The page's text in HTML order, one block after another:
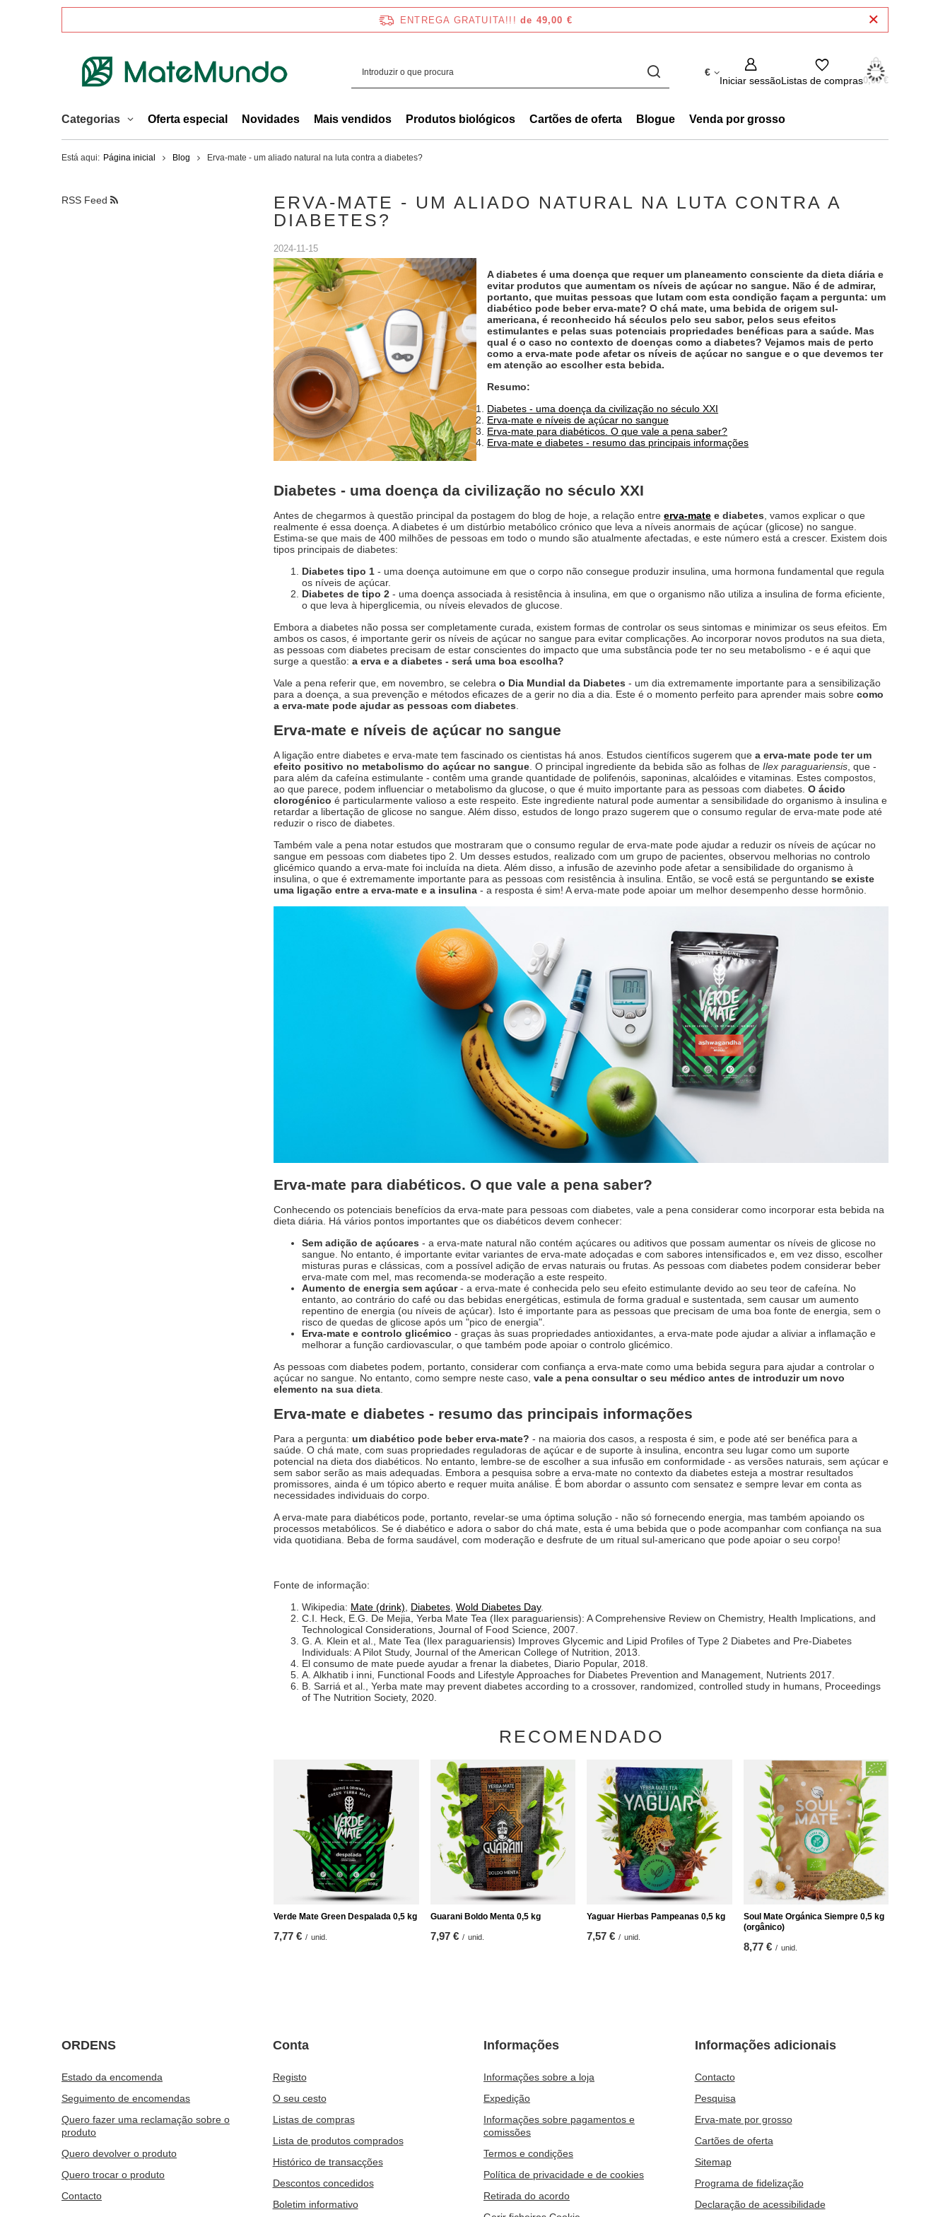
ENTREGA GRATUITA!!! de 49,00 €
€
Iniciar sessãoListas de compras0,00 €
Categorias Oferta especial Novidades Mais vendidos Produtos biológicos Cartões de oferta Blogue Venda por grosso
Está aqui: Página inicial Blog Erva-mate - um aliado natural na luta contra a diabetes?
RSS Feed
ERVA-MATE - UM ALIADO NATURAL NA LUTA CONTRA A
DIABETES?
2024-11-15
A diabetes é uma doença que requer um planeamento consciente da dieta diária e
evitar produtos que aumentam os níveis de açúcar no sangue. Não é de admirar,
portanto, que muitas pessoas que lutam com esta condição façam a pergunta: um
diabético pode beber erva-mate? O chá mate, uma bebida de origem sul-
americana, é reconhecido há séculos pelo seu sabor, pelos seus efeitos
estimulantes e pelas suas potenciais propriedades benéficas para a saúde. Mas
qual é o caso no contexto de doenças como a diabetes? Vejamos mais de perto
como a erva-mate pode afetar os níveis de açúcar no sangue e o que devemos ter
em atenção ao escolher esta bebida.
Resumo:
Diabetes - uma doença da civilização no século XXI
Erva-mate e níveis de açúcar no sangue
Erva-mate para diabéticos. O que vale a pena saber?
Erva-mate e diabetes - resumo das principais informações
Diabetes - uma doença da civilização no século XXI
Antes de chegarmos à questão principal da postagem do blog de hoje, a relação entre erva-mate e diabetes , vamos explicar o que
realmente é essa doença. A diabetes é um distúrbio metabólico crónico que leva a níveis anormais de açúcar (glicose) no sangue.
Estima-se que mais de 400 milhões de pessoas em todo o mundo são atualmente afectadas, e este número está a crescer. Existem dois
tipos principais de diabetes:
Diabetes tipo 1 - uma doença autoimune em que o corpo não consegue produzir insulina, uma hormona fundamental que regula
os níveis de açúcar.
Diabetes de tipo 2 - uma doença associada à resistência à insulina, em que o organismo não utiliza a insulina de forma eficiente,
o que leva à hiperglicemia, ou níveis elevados de glucose.
Embora a diabetes não possa ser completamente curada, existem formas de controlar os seus sintomas e minimizar os seus efeitos. Em
ambos os casos, é importante gerir os níveis de açúcar no sangue para evitar complicações. Ao incorporar novos produtos na sua dieta,
as pessoas com diabetes precisam de estar conscientes do impacto que uma substância pode ter no seu metabolismo - e é aqui que
surge a questão: a erva e a diabetes - será uma boa escolha?
Vale a pena referir que, em novembro, se celebra o Dia Mundial da Diabetes - um dia extremamente importante para a sensibilização
para a doença, a sua prevenção e métodos eficazes de a gerir no dia a dia. Este é o momento perfeito para aprender mais sobre como
a erva-mate pode ajudar as pessoas com diabetes
Erva-mate e níveis de açúcar no sangue
A ligação entre diabetes e erva-mate tem fascinado os cientistas há anos. Estudos científicos sugerem que a erva-mate pode ter um
efeito positivo no metabolismo do açúcar no sangue . O principal ingrediente da bebida são as folhas de Ilex paraguariensis , que -
para além da cafeína estimulante - contêm uma grande quantidade de polifenóis, saponinas, alcalóides e vitaminas. Estes compostos,
ao que parece, podem influenciar o metabolismo da glucose, o que é muito importante para as pessoas com diabetes. O ácido
clorogénico é particularmente valioso a este respeito. Este ingrediente natural pode aumentar a sensibilidade do organismo à insulina e
retardar a libertação de glicose no sangue. Além disso, estudos de longo prazo sugerem que o consumo regular de erva-mate pode até
reduzir o risco de diabetes.
Também vale a pena notar estudos que mostraram que o consumo regular de erva-mate pode ajudar a reduzir os níveis de açúcar no
sangue em pessoas com diabetes tipo 2. Um desses estudos, realizado com um grupo de pacientes, observou melhorias no controlo
glicémico quando a erva-mate foi incluída na dieta. Além disso, a infusão de azevinho pode afetar a sensibilidade do organismo à
insulina, o que é extremamente importante para as pessoas com resistência à insulina. Então, se você está se perguntando se existe
uma ligação entre a erva-mate e a insulina - a resposta é sim! A erva-mate pode apoiar um melhor desempenho desse hormônio.
Erva-mate para diabéticos. O que vale a pena saber?
Conhecendo os potenciais benefícios da erva-mate para pessoas com diabetes, vale a pena considerar como incorporar esta bebida na
dieta diária. Há vários pontos importantes que os diabéticos devem conhecer:
Sem adição de açúcares - a erva-mate natural não contém açúcares ou aditivos que possam aumentar os níveis de glicose no
sangue. No entanto, é importante evitar variantes de erva-mate adoçadas e com sabores intensificados e, em vez disso, escolher
misturas puras e clássicas, com a possível adição de ervas naturais ou frutas. As pessoas com diabetes podem considerar beber
erva-mate com mel, mas recomenda-se moderação a este respeito.
Aumento de energia sem açúcar- a erva-mate é conhecida pelo seu efeito estimulante devido ao seu teor de cafeína. No
entanto, ao contrário do café ou das bebidas energéticas, estimula de forma gradual e sustentada, sem causar um aumento
repentino de energia (ou níveis de açúcar). Isto é importante para as pessoas que precisam de uma boa fonte de energia, sem o
risco de quedas de glicose após um "pico de energia".
Erva-mate e controlo glicémico - graças às suas propriedades antioxidantes, a erva-mate pode ajudar a aliviar a inflamação e
melhorar a função cardiovascular, o que também pode apoiar o controlo glicémico.
As pessoas com diabetes podem, portanto, considerar com confiança a erva-mate como uma bebida segura para ajudar a controlar o
açúcar no sangue. No entanto, como sempre neste caso, vale a pena consultar o seu médico antes de introduzir um novo
elemento na sua dieta
Erva-mate e diabetes - resumo das principais informações
Para a pergunta: um diabético pode beber erva-mate? - na maioria dos casos, a resposta é sim, e pode até ser benéfica para a
saúde. O chá mate, com suas propriedades reguladoras de açúcar e de suporte à insulina, encontra seu lugar como um suporte
potencial na dieta dos diabéticos. No entanto, lembre-se de escolher a sua infusão em conformidade - as versões naturais, sem açúcar e
sem sabor serão as mais adequadas. Embora a pesquisa sobre a erva-mate no contexto da diabetes esteja a mostrar resultados
promissores, ainda é um tópico aberto e requer muita análise. É bom abordar o assunto com sensatez e sempre levar em conta as
necessidades individuais do corpo.
A erva-mate para diabéticos pode, portanto, revelar-se uma óptima solução - não só fornecendo energia, mas também apoiando os
processos metabólicos. Se é diabético e adora o sabor do chá mate, esta é uma bebida que o pode acompanhar com confiança na sua
vida quotidiana. Beba de forma saudável, com moderação e desfrute de um ritual sul-americano que pode apoiar o seu corpo!
Fonte de informação:
Wikipedia: Mate (drink) Diabetes Wold Diabetes Day.
C.I. Heck, E.G. De Mejia, Yerba Mate Tea (Ilex paraguariensis): A Comprehensive Review on Chemistry, Health Implications, and
Technological Considerations, Journal of Food Science, 2007.
G. A. Klein et al., Mate Tea (Ilex paraguariensis) Improves Glycemic and Lipid Profiles of Type 2 Diabetes and Pre-Diabetes
Individuals: A Pilot Study, Journal of the American College of Nutrition, 2013.
El consumo de mate puede ayudar a frenar la diabetes, Diario Popular, 2018.
A. Alkhatib i inni, Functional Foods and Lifestyle Approaches for Diabetes Prevention and Management, Nutrients 2017.
B. Sarriá et al., Yerba mate may prevent diabetes according to a crossover, randomized, controlled study in humans, Proceedings
of The Nutrition Society, 2020.
RECOMENDADO
Verde Mate Green Despalada 0,5 kg
7,77 € / unid.
Guarani Boldo Menta 0,5 kg
7,97 € / unid.
Yaguar Hierbas Pampeanas 0,5 kg
7,57 € / unid.
Soul Mate Orgánica Siempre 0,5 kg
(orgânico)
8,77 € / unid.
ORDENS
Estado da encomenda
Seguimento de encomendas
Quero fazer uma reclamação sobre o
produto
Quero devolver o produto
Quero trocar o produto
Contacto
Conta
Registo
O seu cesto
Listas de compras
Lista de produtos comprados
Histórico de transacções
Descontos concedidos
Boletim informativo
Informações
Informações sobre a loja
Expedição
Informações sobre pagamentos e
comissões
Termos e condições
Política de privacidade e de cookies
Retirada do acordo
Informações adicionais
Contacto
Pesquisa
Erva-mate por grosso
Cartões de oferta
Sitemap
Programa de fidelização
Declaração de acessibilidade